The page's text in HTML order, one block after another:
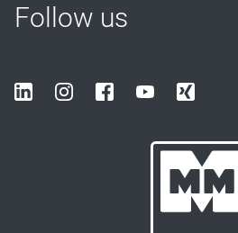
Follow us